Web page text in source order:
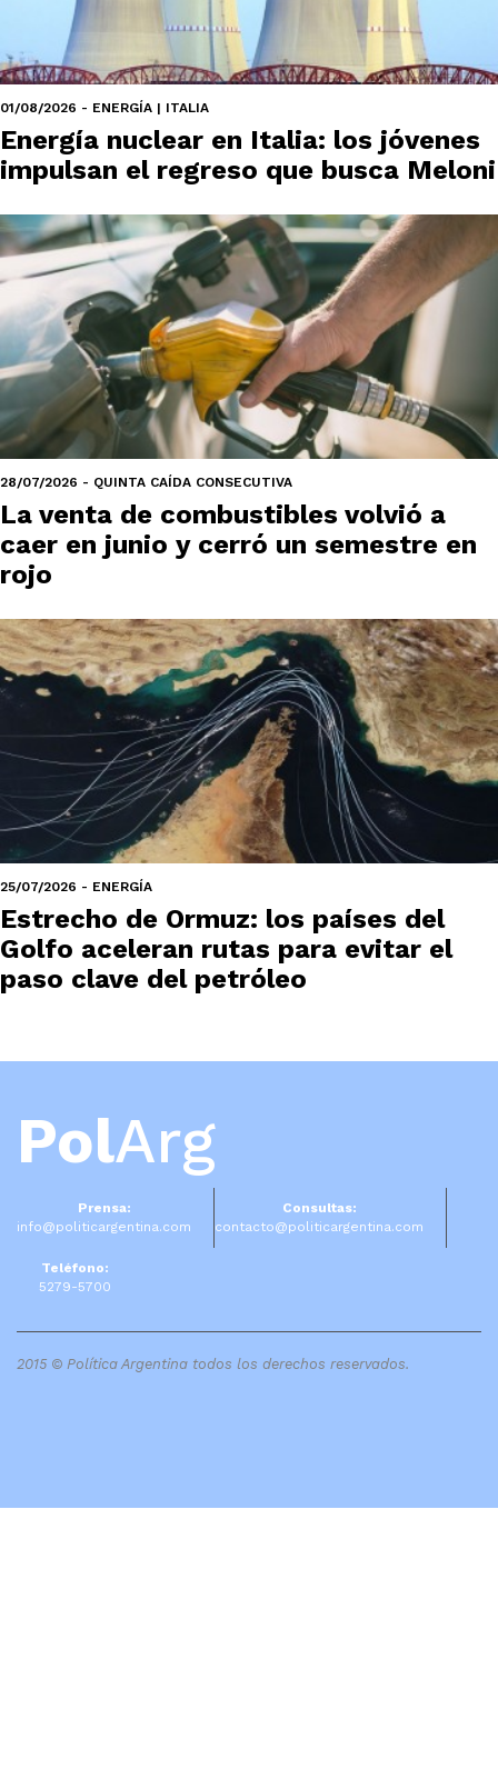
01/08/2026 - ENERGÍA | ITALIA
Energía nuclear en Italia: los jóvenes
impulsan el regreso que busca Meloni
28/07/2026 - QUINTA CAÍDA CONSECUTIVA
La venta de combustibles volvió a
caer en junio y cerró un semestre en
rojo
25/07/2026 - ENERGÍA
Estrecho de Ormuz: los países del
Golfo aceleran rutas para evitar el
paso clave del petróleo
PolArg
Prensa:
info@politicargentina.com
Consultas:
contacto@politicargentina.com
Teléfono:
5279-5700
2015 © Política Argentina todos los derechos reservados.